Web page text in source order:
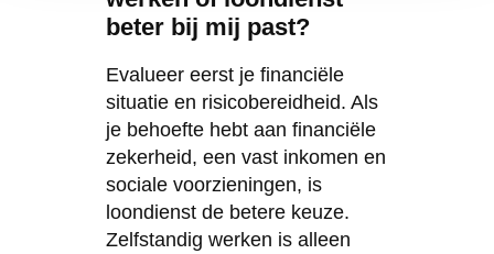
beter bij mij past?
Evalueer eerst je financiële
situatie en risicobereidheid. Als
je behoefte hebt aan financiële
zekerheid, een vast inkomen en
sociale voorzieningen, is
loondienst de betere keuze.
Zelfstandig werken is alleen